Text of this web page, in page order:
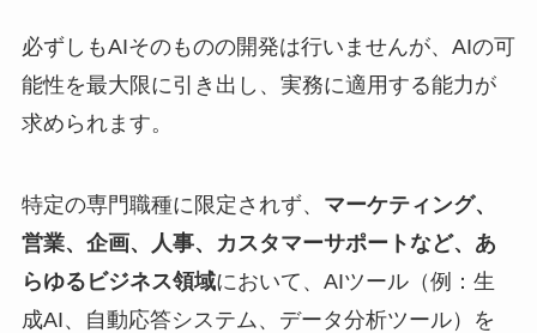
必ずしもAIそのものの開発は行いませんが、AIの可
能性を最大限に引き出し、実務に適用する能力が
求められます。
特定の専門職種に限定されず、 マーケティング、
営業、企画、人事、カスタマーサポートなど、あ
らゆるビジネス領域において、AIツール（例：生
成AI、自動応答システム、データ分析ツール）を